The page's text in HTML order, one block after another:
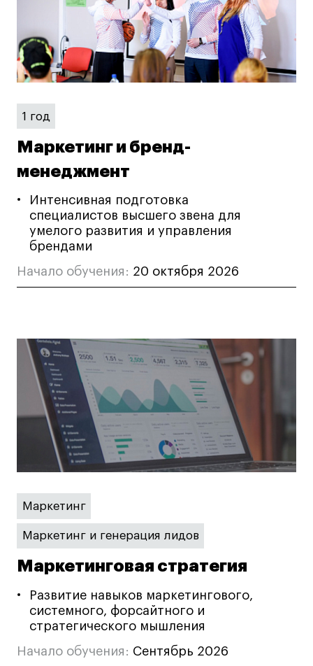
Преподаватели
Лицензии и аккредитации
Для прессы
Ресурсы
Партнеры
Связи с индустрией
Вакансии
Поступающим
Условия поступления
Стоимость обучения
Вопросы и ответы
Карьера
Ассоциация выпускников
Центр карьеры
Живые проекты
Участие в выставках
Летние стажировки
Проекты студентов
Работы студентов
«Живые» проекты
Участие в выставках
1 год
Маркетинг и бренд-
менеджмент
Интенсивная подготовка
специалистов высшего звена для
умелого развития и управления
брендами
Начало обучения: 20 октября 2026
Маркетинг
Маркетинг и генерация лидов
Маркетинговая стратегия
Развитие навыков маркетингового,
системного, форсайтного и
стратегического мышления
Начало обучения: Сентябрь 2026